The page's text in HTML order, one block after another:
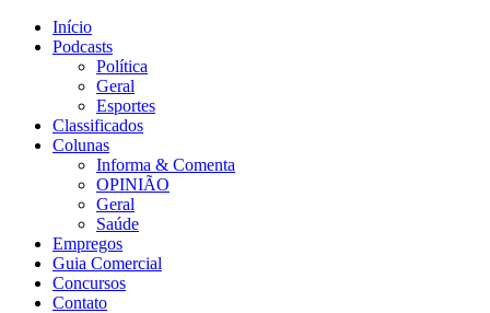
Início
Podcasts
Política
Geral
Esportes
Classificados
Colunas
Informa & Comenta
OPINIÃO
Geral
Saúde
Empregos
Guia Comercial
Concursos
Contato